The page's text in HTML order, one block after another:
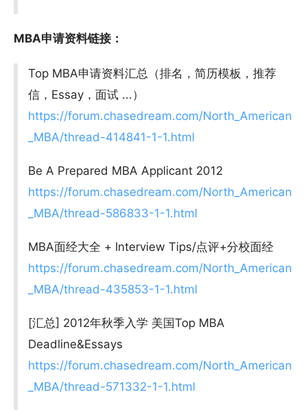
MBA申请资料链接：
Top MBA申请资料汇总（排名，简历模板，推荐
信，Essay，面试 ...）
https://forum.chasedream.com/North_American
_MBA/thread-414841-1-1.html
Be A Prepared MBA Applicant 2012
https://forum.chasedream.com/North_American
_MBA/thread-586833-1-1.html
MBA面经大全 + Interview Tips/点评+分校面经
https://forum.chasedream.com/North_American
_MBA/thread-435853-1-1.html
[汇总] 2012年秋季入学 美国Top MBA
Deadline&Essays
https://forum.chasedream.com/North_American
_MBA/thread-571332-1-1.html